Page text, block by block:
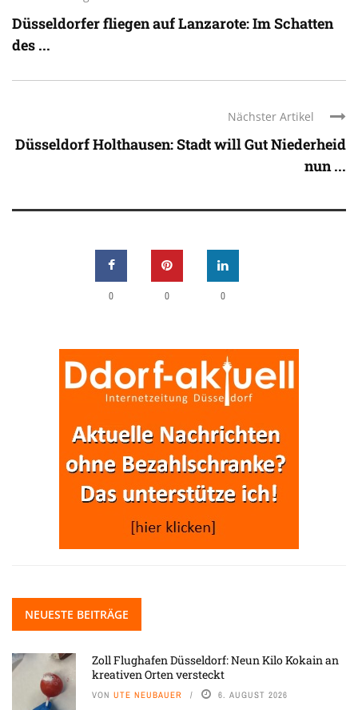
Düsseldorfer fliegen auf Lanzarote: Im Schatten
des ...
Nächster Artikel
Düsseldorf Holthausen: Stadt will Gut Niederheid
nun ...
0 0 0
NEUESTE BEITRÄGE
Zoll Flughafen Düsseldorf: Neun Kilo Kokain an
kreativen Orten versteckt
VON UTE NEUBAUER 6. AUGUST 2026